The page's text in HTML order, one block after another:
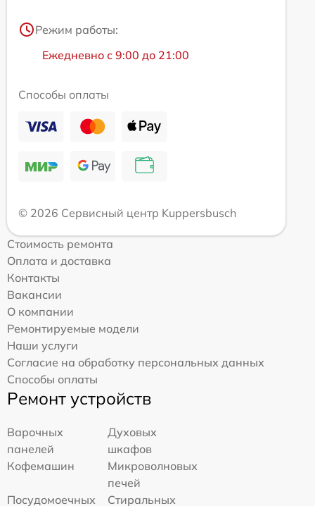
Режим работы:
Ежедневно с 9:00 до 21:00
Способы оплаты
© 2026 Сервисный центр Kuppersbusch
Стоимость ремонта
Оплата и доставка
Контакты
Вакансии
О компании
Ремонтируемые модели
Наши услуги
Согласие на обработку персональных данных
Способы оплаты
Ремонт устройств
Варочных
панелей
Духовых
шкафов
Кофемашин
Микроволновых
печей
Посудомоечных
Стиральных